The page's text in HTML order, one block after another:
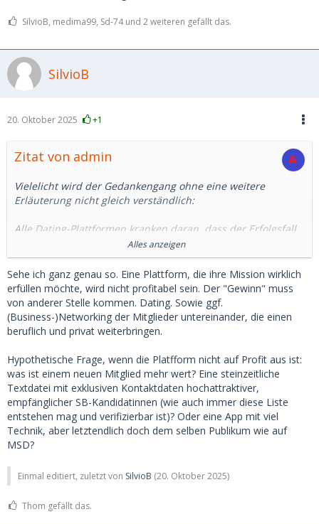
SilvioB, medima99, Sd-74 und 2 weiteren gefällt das.
SilvioB
20. Oktober 2025 +1
Zitat von admin
Vielelicht wird der Gedankengang ohne eine weitere
Erläuterung nicht gleich verständlich:
Alle Dating-Plattformen kranken daran, dass der Erfolgsfall
für den Betreiber wirtschaftlich schädlich ist: Jemand, der
auf seiner Plattform seine Traumfrau kennengelernt und
geheiratet hat, ist im Idealfall als Kunde für immer verloren,
ansonsten dürfte das zumindest Jahr dauern, bis er wieder
kommt.
Ein wirtschaftlich motivierter Betreiber kann also am
Erfolgsfall kein Interesse haben. Auch für MSD ist der ewig
Suchende wirtschaftlich viel einträglicher, als diejenigen,
die nur alle vier Jahre suchen und dann mit ihrem SB
zusammen bleiben, bis die mit dem Studium fertig ist.
Von daher halte ich die "Verbraucher-Genossenschaft" (oder
wirtschaftlicher Verein) für das einzige sinnvolle Modell für
Dating-Portale: Die "Chefs" müssen mehr Interesse am
Alles anzeigen
Sehe ich ganz genau so. Eine Plattform, die ihre Mission wirklich
erfüllen möchte, wird nicht profitabel sein. Der "Gewinn" muss
von anderer Stelle kommen. Dating. Sowie ggf.
(Business-)Networking der Mitglieder untereinander, die einen
beruflich und privat weiterbringen.
Hypothetische Frage, wenn die Platfform nicht auf Profit aus ist:
was ist einem neuen Mitglied mehr wert? Eine steinzeitliche
Textdatei mit exklusiven Kontaktdaten hochattraktiver,
empfänglicher SB-Kandidatinnen (wie auch immer diese Liste
entstehen mag und verifizierbar ist)? Oder eine App mit viel
Technik, aber letztendlich doch dem selben Publikum wie auf
MSD?
Einmal editiert, zuletzt von SilvioB (20. Oktober 2025)
Thom gefällt das.